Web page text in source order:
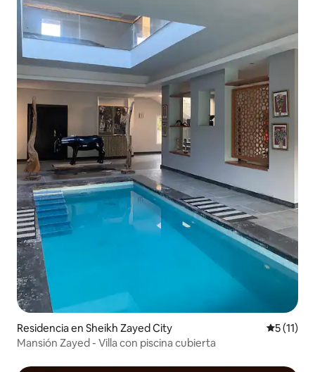
Residencia en Sheikh Zayed City
5 (11)
Mansión Zayed - Villa con piscina cubierta